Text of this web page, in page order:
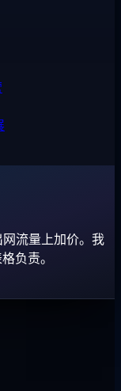
流量上加价。我
负责。